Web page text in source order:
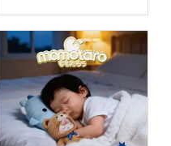
приключения